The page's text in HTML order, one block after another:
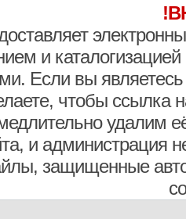
и
Если вы являетесь
чтобы ссылка
удалим
и администрация
защищенные